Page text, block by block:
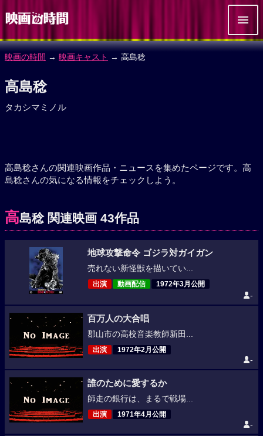
映画の時間 → 映画キャスト → 高島稔
高島稔
タカシマミノル
高島稔さんの関連映画作品・ニュースを集めたページです。高
島稔さんの気になる情報をチェックしよう。
高島稔 関連映画 43作品
地球攻撃命令 ゴジラ対ガイガン
売れない新怪獣を描いてい...
出演 動画配信 1972年3月公開
-
百万人の大合唱
郡山市の高校音楽教師新田...
出演 1972年2月公開
-
誰のために愛するか
師走の銀行は、まるで戦場...
出演 1971年4月公開
-